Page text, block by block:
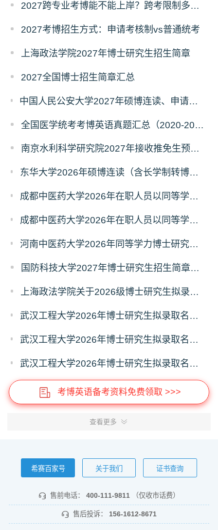
2027跨专业考博能不能上岸？跨考限制多不多？
2027考博招生方式：申请考核制vs普通统考
上海政法学院2027年博士研究生招生简章
2027全国博士招生简章汇总
中国人民公安大学2027年硕博连读、申请考核、本科直博博士研究生招生报名事宜的通知
全国医学统考考博英语真题汇总（2020-2026年）
南京水利科学研究院2027年接收推免生预报名公告
东华大学2026年硕博连读（含长学制转博）博士研究生拟录取名单公示
成都中医药大学2026年在职人员以同等学力申请中西医结合博士学术学位招生章程
成都中医药大学2026年在职人员以同等学力申请中医博士专业学位招生章程
河南中医药大学2026年同等学力博士研究生招生拟进入复试人员名单公示
国防科技大学2027年博士研究生招生简章（预发版）
上海政法学院关于2026级博士研究生拟录取后续相关事宜的通知
武汉工程大学2026年博士研究生拟录取名单公示（普通招考）（第四批）
武汉工程大学2026年博士研究生拟录取名单公示（普通招考）（第五批）
武汉工程大学2026年博士研究生拟录取名单公示（普通招考）（第六批）
考博英语备考资料免费领取 >>>
查看更多
希赛百家号 关于我们 证书查询
售前电话： 400-111-9811 （仅收市话费）
售后投诉： 156-1612-8671